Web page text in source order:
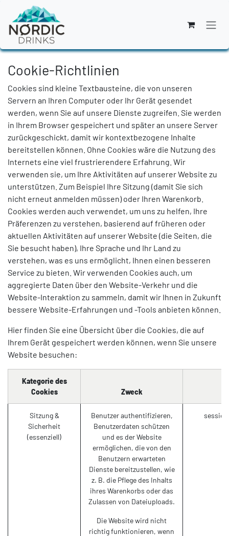
Zum Inhalt springen
Cookie-Richtlinien
Cookies sind kleine Textbausteine, die von unseren
Servern an Ihren Computer oder Ihr Gerät gesendet
werden, wenn Sie auf unsere Dienste zugreifen. Sie werden
in Ihrem Browser gespeichert und später an unsere Server
zurückgeschickt, damit wir kontextbezogene Inhalte
bereitstellen können. Ohne Cookies wäre die Nutzung des
Internets eine viel frustrierendere Erfahrung. Wir
verwenden sie, um Ihre Aktivitäten auf unserer Website zu
unterstützen. Zum Beispiel Ihre Sitzung (damit Sie sich
nicht erneut anmelden müssen) oder Ihren Warenkorb.
Cookies werden auch verwendet, um uns zu helfen, Ihre
Präferenzen zu verstehen, basierend auf früheren oder
aktuellen Aktivitäten auf unserer Website (die Seiten, die
Sie besucht haben), Ihre Sprache und Ihr Land zu
verstehen, was es uns ermöglicht, Ihnen einen besseren
Service zu bieten. Wir verwenden Cookies auch, um
aggregierte Daten über den Website-Verkehr und die
Website-Interaktion zu sammeln, damit wir Ihnen in Zukunft
bessere Website-Erfahrungen und -Tools anbieten können.
Hier finden Sie eine Übersicht über die Cookies, die auf
Ihrem Gerät gespeichert werden können, wenn Sie unsere
Website besuchen:
Kategorie des
Cookies
Zweck
Sitzung &
Sicherheit
(essenziell)
Benutzer authentifizieren,
Benutzerdaten schützen
und es der Website
ermöglichen, die von den
Benutzern erwarteten
Dienste bereitzustellen, wie
z. B. die Pflege des Inhalts
ihres Warenkorbs oder das
Zulassen von Dateiuploads.
Die Website wird nicht
richtig funktionieren, wenn